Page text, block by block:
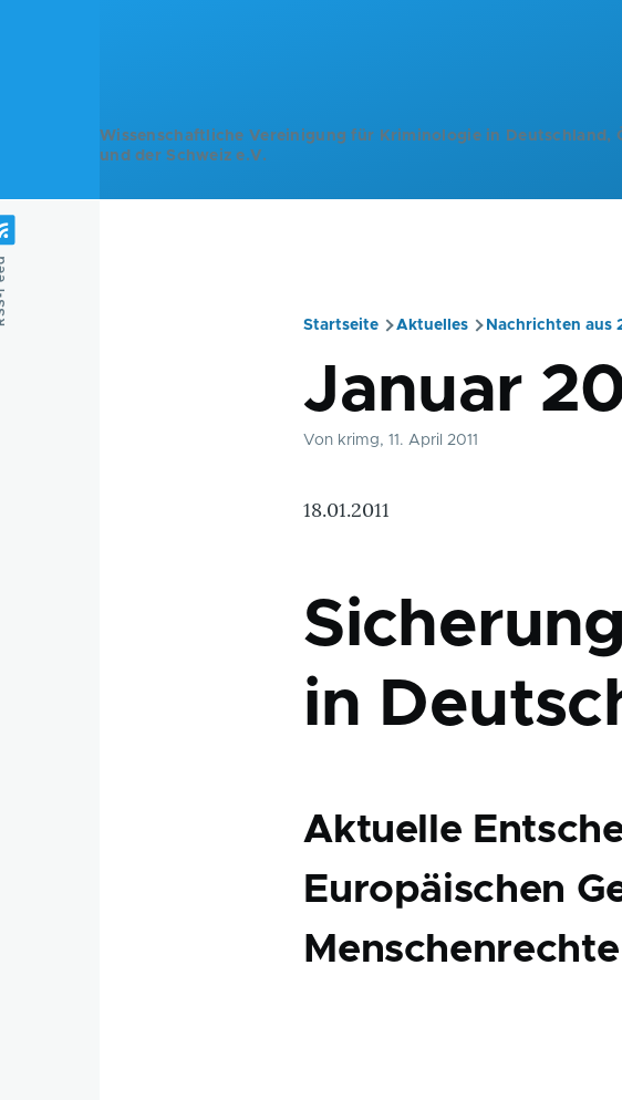
Wissenschaftliche Vereinigung für Kriminologie in Deutschland,
und der Schweiz e.V.
Startseite Aktuelles Nachrichten aus
Januar
Von krimg, 11. April 2011
18.01.2011
in
Aktuelle
Europäischen
Menschenrechte